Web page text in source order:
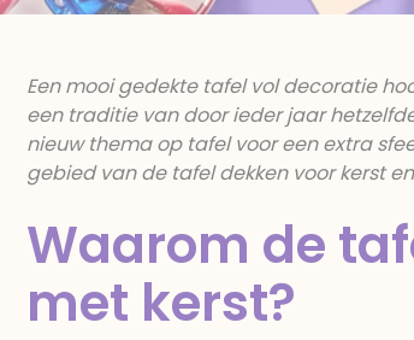
Een mooi gedekte tafel vol decoratie
een traditie van door ieder jaar
nieuw thema op tafel voor een extra
gebied van de tafel dekken voor kerst
Waarom de
met kerst?